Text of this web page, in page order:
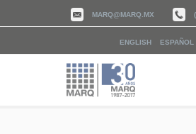
MARQ@MARQ.MX
ENGLISH ESPAÑOL